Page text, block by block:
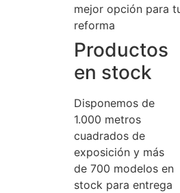
mejor opción para
reforma
Productos
en stock
Disponemos de
1.000 metros
cuadrados de
exposición y más
de 700 modelos en
stock para entrega